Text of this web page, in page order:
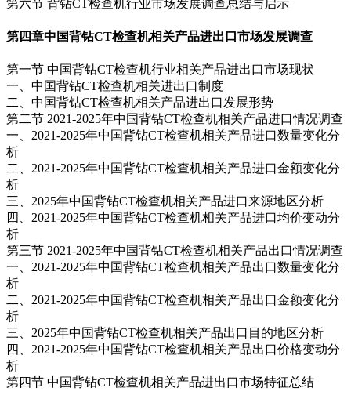
第六节 背钻CT检查机行业市场发展调查总结与启示
第四章中国背钻CT检查机相关产品进出口市场发展调查
第一节 中国背钻CT检查机行业相关产品进出口市场现状
一、中国背钻CT检查机相关进出口制度
二、中国背钻CT检查机相关产品进出口发展形势
第二节 2021-2025年中国背钻CT检查机相关产品进口情况调查
一、2021-2025年中国背钻CT检查机相关产品进口数量变化分
析
二、2021-2025年中国背钻CT检查机相关产品进口金额变化分
析
三、2025年中国背钻CT检查机相关产品进口来源地区分析
四、2021-2025年中国背钻CT检查机相关产品进口均价变动分
析
第三节 2021-2025年中国背钻CT检查机相关产品出口情况调查
一、2021-2025年中国背钻CT检查机相关产品出口数量变化分
析
二、2021-2025年中国背钻CT检查机相关产品出口金额变化分
析
三、2025年中国背钻CT检查机相关产品出口目的地区分析
四、2021-2025年中国背钻CT检查机相关产品出口价格变动分
析
第四节 中国背钻CT检查机相关产品进出口市场特征总结